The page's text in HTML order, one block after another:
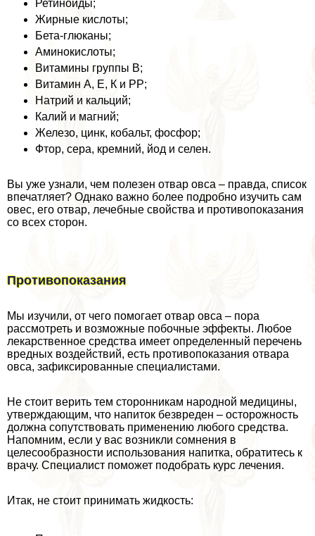
Ретиноиды;
Жирные кислоты;
Бета-глюканы;
Аминокислоты;
Витамины группы В;
Витамин А, Е, К и РР;
Натрий и кальций;
Калий и магний;
Железо, цинк, кобальт, фосфор;
Фтор, сера, кремний, йод и селен.
Вы уже узнали, чем полезен отвар овса – правда, список
впечатляет? Однако важно более подробно изучить сам
овес, его отвар, лечебные свойства и противопоказания
со всех сторон.
Противопоказания
Мы изучили, от чего помогает отвар овса – пора
рассмотреть и возможные побочные эффекты. Любое
лекарственное средства имеет определенный перечень
вредных воздействий, есть противопоказания отвара
овса, зафиксированные специалистами.
Не стоит верить тем сторонникам народной медицины,
утверждающим, что напиток безвреден – осторожность
должна сопутствовать применению любого средства.
Напомним, если у вас возникли сомнения в
целесообразности использования напитка, обратитесь к
врачу. Специалист поможет подобрать курс лечения.
Итак, не стоит принимать жидкость: